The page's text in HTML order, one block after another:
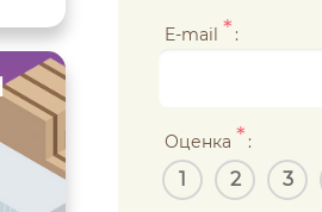
E-mail * :
Оценка * :
1 2 3